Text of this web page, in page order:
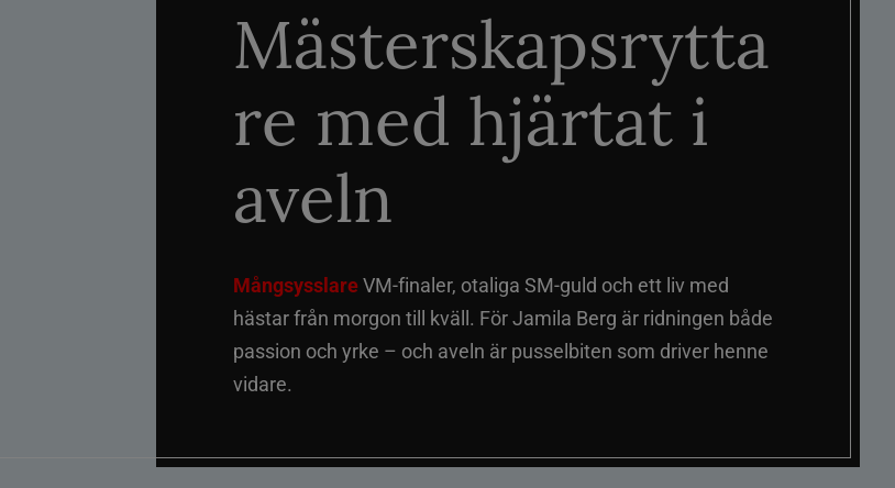
Mästerskapsrytta
re med hjärtat i
aveln
MångsysslareVM-finaler, otaliga SM-guld och ett liv med
hästar från morgon till kväll. För Jamila Berg är ridningen både
passion och yrke – och aveln är pusselbiten som driver henne
vidare.